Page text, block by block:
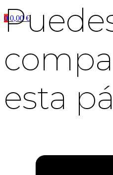
0 0,00€
esta